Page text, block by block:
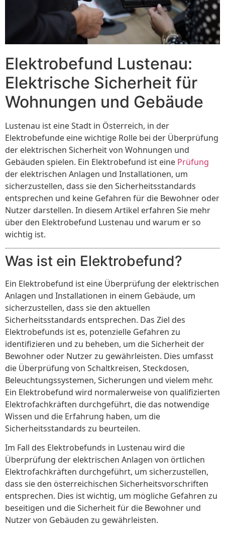
Elektrobefund Lustenau:
Elektrische Sicherheit für
Wohnungen und Gebäude
Lustenau ist eine Stadt in Österreich, in der
Elektrobefunde eine wichtige Rolle bei der Überprüfung
der elektrischen Sicherheit von Wohnungen und
Gebäuden spielen. Ein Elektrobefund ist eine Prüfung
der elektrischen Anlagen und Installationen, um
sicherzustellen, dass sie den Sicherheitsstandards
entsprechen und keine Gefahren für die Bewohner oder
Nutzer darstellen. In diesem Artikel erfahren Sie mehr
über den Elektrobefund Lustenau und warum er so
wichtig ist.
Was ist ein Elektrobefund?
Ein Elektrobefund ist eine Überprüfung der elektrischen
Anlagen und Installationen in einem Gebäude, um
sicherzustellen, dass sie den aktuellen
Sicherheitsstandards entsprechen. Das Ziel des
Elektrobefunds ist es, potenzielle Gefahren zu
identifizieren und zu beheben, um die Sicherheit der
Bewohner oder Nutzer zu gewährleisten. Dies umfasst
die Überprüfung von Schaltkreisen, Steckdosen,
Beleuchtungssystemen, Sicherungen und vielem mehr.
Ein Elektrobefund wird normalerweise von qualifizierten
Elektrofachkräften durchgeführt, die das notwendige
Wissen und die Erfahrung haben, um die
Sicherheitsstandards zu beurteilen.
Im Fall des Elektrobefunds in Lustenau wird die
Überprüfung der elektrischen Anlagen von örtlichen
Elektrofachkräften durchgeführt, um sicherzustellen,
dass sie den österreichischen Sicherheitsvorschriften
entsprechen. Dies ist wichtig, um mögliche Gefahren zu
beseitigen und die Sicherheit für die Bewohner und
Nutzer von Gebäuden zu gewährleisten.